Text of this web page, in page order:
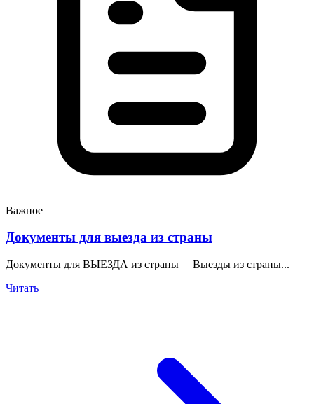
Важное
Документы для выезда из страны
Документы для ВЫЕЗДА из страны Выезды из страны...
Читать